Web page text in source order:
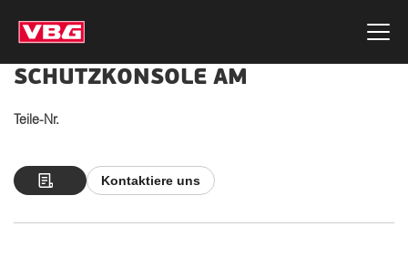
SCHUTZKONSOLE AM
Teile-Nr.
Kontaktiere uns